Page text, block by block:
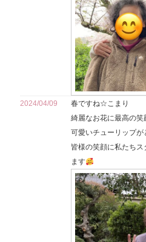
2024/04/09
春ですね☆こまり
綺麗なお花に最高の笑
可愛いチューリップ
皆様の笑顔に私たち
ます